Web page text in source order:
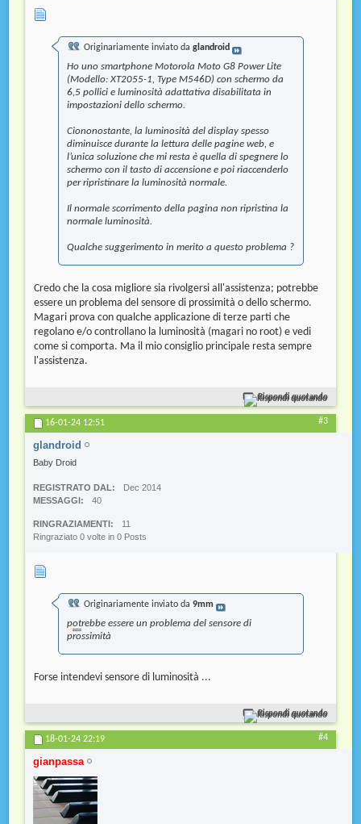
Originariamente inviato daglandroid
Ho uno smartphone Motorola Moto G8 Power Lite
(Modello: XT2055-1, Type M546D) con schermo da
6,5 pollici e luminosità adattativa disabilitata in
impostazioni dello schermo.
Ciononostante, la luminosità del display spesso
diminuisce durante la lettura delle pagine web, e
l’unica soluzione che mi resta è quella di spegnere lo
schermo con il tasto di accensione e poi riaccenderlo
per ripristinare la luminosità normale.
Il normale scorrimento della pagina non ripristina la
normale luminosità.
Qualche suggerimento in merito a questo problema ?
Credo che la cosa migliore sia rivolgersi all'assistenza; potrebbe
essere un problema del sensore di prossimità o dello schermo.
Magari prova con qualche applicazione di terze parti che
regolano e/o controllano la luminosità (magari no root) e vedi
come si comporta. Ma il mio consiglio principale resta sempre
l'assistenza.
Rispondi quotando
16-01-24 12:51 #3
glandroid
Baby Droid
REGISTRATO DAL
Dec 2014
MESSAGGI
40
RINGRAZIAMENTI
11
Ringraziato 0 volte in 0 Posts
Originariamente inviato da9mm
potrebbe essere un problema del sensore di
prossimità
Forse intendevi sensore di luminosità ...
Rispondi quotando
18-01-2422:19 #4
gianpassa